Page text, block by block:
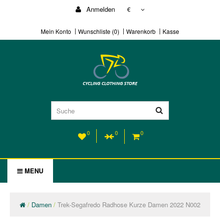
Anmelden €
Mein Konto Wunschliste (0) Warenkorb Kasse
0 0 0
MENU
Damen Trek-Segafredo Radhose Kurze Damen 2022 N002